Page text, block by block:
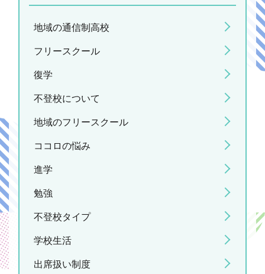
地域の通信制高校
フリースクール
復学
不登校について
地域のフリースクール
ココロの悩み
進学
勉強
不登校タイプ
学校生活
出席扱い制度